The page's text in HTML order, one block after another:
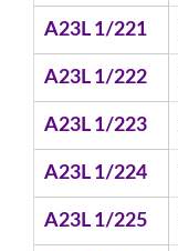
A23L 1/221
A23L 1/222
A23L 1/223
A23L 1/224
A23L 1/225